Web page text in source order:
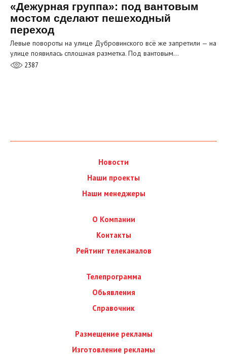
«Дежурная группа»: под вантовым
мостом сделают пешеходный
переход
Левые повороты на улице Дубровинского всё же запретили — на
улице появилась сплошная разметка. Под вантовым…
2387
Новости
Наши проекты
Наши менеджеры
О Компании
Контакты
Рейтинг телеканалов
Телепрограмма
Обьявления
Справочник
Размещение рекламы
Изготовление рекламы